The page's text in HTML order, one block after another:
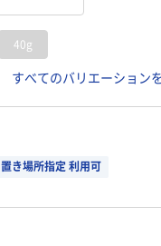
40g
すべてのバリエーション
置き場所指定 利用可